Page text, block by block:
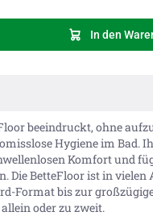
In den
beeindruckt, ohne
Hygiene im Bad.
Komfort und
Die BetteFloor ist in
Format bis zur
oder zu zweit.